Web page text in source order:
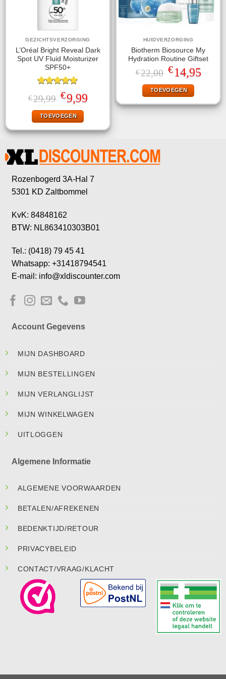
GEZICHTSVERZORGING
L’Oréal Bright Reveal Dark
Spot UV Fluid Moisturizer
SPF50+
Gewaardeerd
5.00uit 5
€29,99 Oorspronkelijke
prijs
was:
€29,99.
€9,99Huidige
prijs
TOEVOEGEN
HUIDVERZORGING
Biotherm Biosource My
Hydration Routine Giftset
€22,00 Oorspronkelijke
prijs
was:
€22,00.
€14,95Huidige
prijs
TOEVOEGEN
Rozenbogerd 3A-Hal 7
5301 KD Zaltbommel
KvK: 84848162
BTW: NL863410303B01
Tel.: (0418) 79 45 41
Whatsapp: +31418794541
E-mail: info@xldiscounter.com
Account Gegevens
MIJN DASHBOARD
MIJN BESTELLINGEN
MIJN VERLANGLIJST
MIJN WINKELWAGEN
UITLOGGEN
Algemene Informatie
ALGEMENE VOORWAARDEN
BETALEN/AFREKENEN
BEDENKTIJD/RETOUR
PRIVACYBELEID
CONTACT/VRAAG/KLACHT